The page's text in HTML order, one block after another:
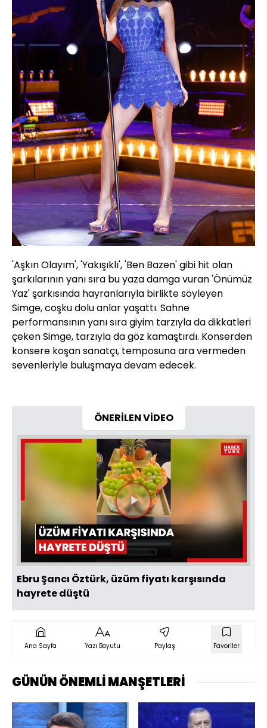
'Aşkın Olayım', 'Yakışıklı', 'Ben Bazen' gibi hit olan
şarkılarının yanı sıra bu yaza damga vuran 'Önümüz
Yaz' şarkısında hayranlarıyla birlikte söyleyen
Simge, coşku dolu anlar yaşattı. Sahne
performansının yanı sıra giyim tarzıyla da dikkatleri
çeken Simge, tarzıyla da göz kamaştırdı. Konserden
konsere koşan sanatçı, temposuna ara vermeden
sevenleriyle buluşmaya devam edecek.
ÖNERİLEN VİDEO
Videoyu
Oynat
Ebru Şancı Öztürk, üzüm fiyatı karşısında
hayrete düştü
Ana Sayfa Yazı Boyutu Paylaş Favoriler
GÜNÜN ÖNEMLİ MANŞETLERİ